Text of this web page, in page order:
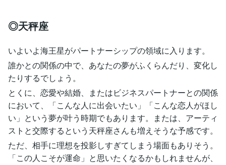
◎天秤座
いよいよ海王星がパートナーシップの領域に入ります。
誰かとの関係の中で、あなたの夢がふくらんだり、変化し
たりするでしょう。
とくに、恋愛や結婚、またはビジネスパートナーとの関係
において、「こんな人に出会いたい」「こんな恋人がほし
い」という夢が叶う時期でもあります。または、アーティ
ストと交際するという天秤座さんも増えそうな予感です。
ただ、相手に理想を投影しすぎてしまう場面もありそう。
「この人こそが運命」と思いたくなるかもしれませんが、